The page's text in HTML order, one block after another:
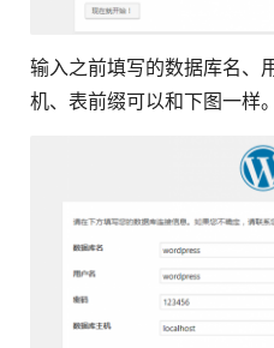
输入之前填写的数据库名、
机、表前缀可以和下图一样。